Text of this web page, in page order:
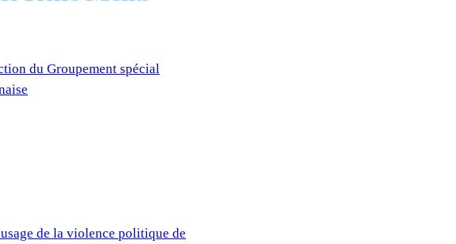
du Groupement spécial
de la violence politique de